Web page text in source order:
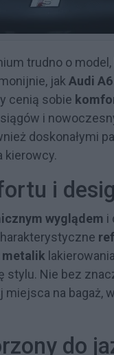
trudno o model,
jak Audi
cenią sobie
i
doskonałymi
kierowcy.
i
wyglądem i
metalik
stylu. Nie bez
na bagaż,
do